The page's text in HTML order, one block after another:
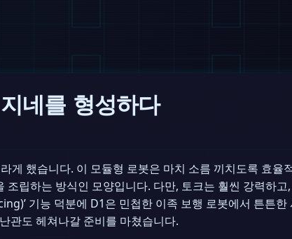
네를 형성하다
했습니다. 이 모듈형 로봇은 마치 소름 끼치도록 효율
립하는 방식인 모양입니다. 다만, 토크는 훨씬 강력하고
기능 덕분에 D1은 민첩한 이족 보행 로봇에서 튼튼한
관도 헤쳐나갈 준비를 마쳤습니다.